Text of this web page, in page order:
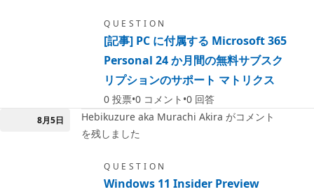
QUESTION
[記事] PC に付属する Microsoft 365
Personal 24 か月間の無料サブスク
リプションのサポート マトリクス
0 投票 0 コメント 0 回答
8月5日
Hebikuzure aka Murachi Akira がコメント
を残しました
QUESTION
Windows 11 Insider Preview